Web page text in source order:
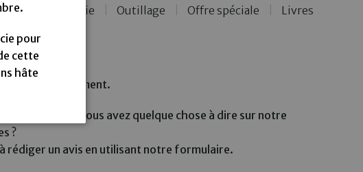
Mercerie Outillage Offre spéciale Livres
Gütermann "2"
d'avis actuellement.
nos produits ? Vous avez quelque chose à dire sur notre
?
rédiger un avis en utilisant notre formulaire.
pour
cette
hâte